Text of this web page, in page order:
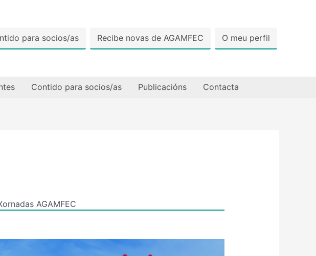
para socios/as Recibe novas de AGAMFEC O meu perfil
Contido para socios/as Publicacións Contacta
AGAMFEC